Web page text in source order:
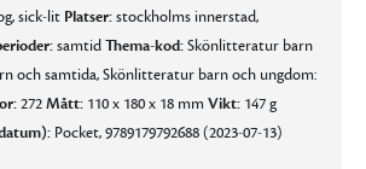
sick-lit Platser:stockholms innerstad,
samtidThema-kod:Skönlitteratur barn
och samtida, Skönlitteratur barn och ungdom:
272Mått: 110 x 180 x 18 mmVikt: 147 g
Pocket, 9789179792688 (2023-07-13)